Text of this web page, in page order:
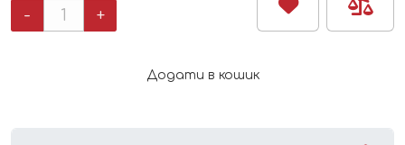
-
Набір
+
Додати в кошик